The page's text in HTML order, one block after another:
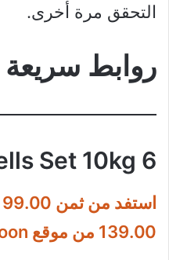
التحقق مرة أخرى.
روابط سريعة
6 Piece Dumbbells Set 10kg
139.00 من موقع Noon